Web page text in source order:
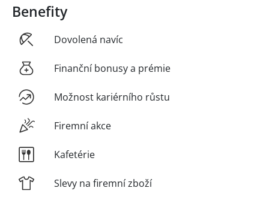
Benefity
Dovolená navíc
Finanční bonusy a prémie
Možnost kariérního růstu
Firemní akce
Kafetérie
Slevy na firemní zboží